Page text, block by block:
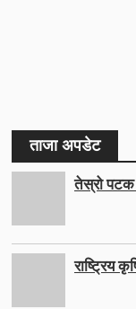
ताजा अपडेट
तेस्रो पटक
राष्ट्रिय